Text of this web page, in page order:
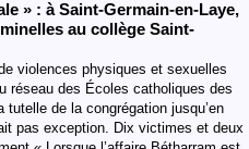
» : à Saint-Germain-en-Laye,
au collège Saint-
violences physiques et sexuelles
réseau des Écoles catholiques des
de la congrégation jusqu’en
pas exception. Dix victimes et deux